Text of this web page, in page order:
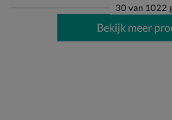
30 van 1022
Bekijk meer